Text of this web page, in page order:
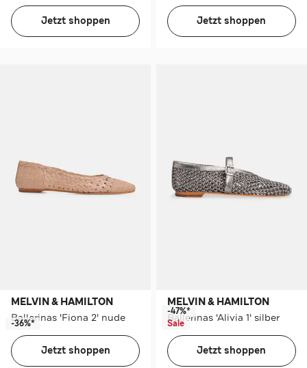
Jetzt shoppen Jetzt shoppen
MELVIN & HAMILTON
Ballerinas 'Fiona 2' nude
-36%*
Jetzt shoppen
MELVIN & HAMILTON
Ballerinas 'Alivia 1' silber
-47%*
Sale
Jetzt shoppen